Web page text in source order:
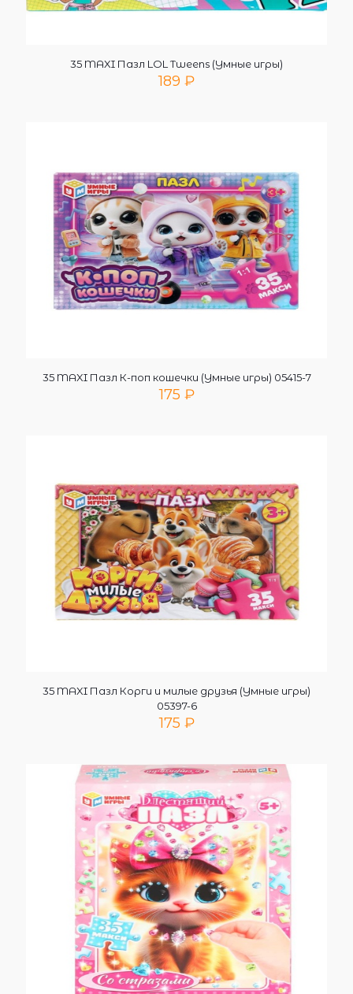
35 MAXI Пазл LOL Tweens (Умные игры)
189 ₽
35 MAXI Пазл К-поп кошечки (Умные игры) 05415-7
175 ₽
35 MAXI Пазл Корги и милые друзья (Умные игры)
05397-6
175 ₽